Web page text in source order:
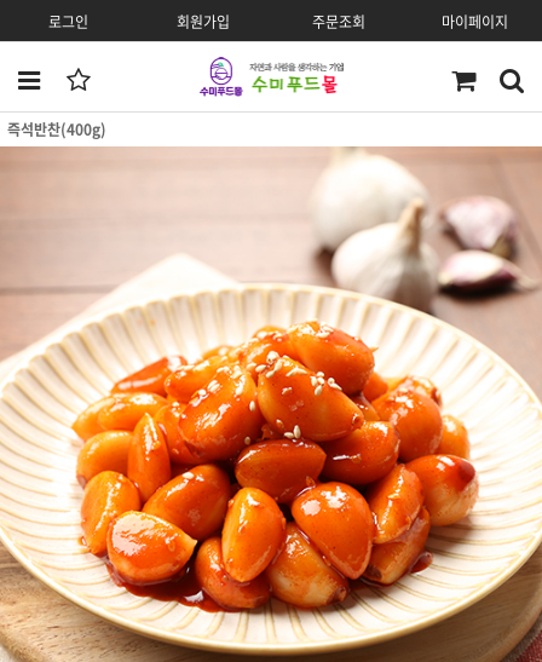
로그인 회원가입 주문조회 마이페이지
즉석반찬(400g)